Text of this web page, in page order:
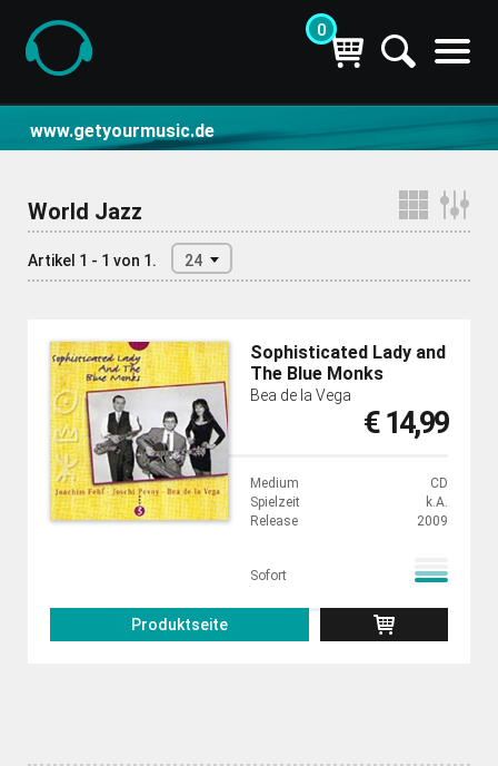
0
www.getyourmusic.de
World Jazz
Artikel 1 - 1 von 1. 24
Sophisticated Lady and
The Blue Monks
Bea de la Vega
€ 14,99
Medium
CD
Spielzeit
k.A.
Release
2009
Sofort
Produktseite